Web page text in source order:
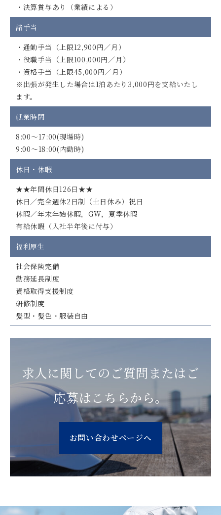
・決算賞与あり（業績による）
諸手当
・通勤手当（上限12,900円／月）
・役職手当（上限100,000円／月）
・資格手当（上限45,000円／月）
※出張が発生した場合は1泊あたり3,000円を支給いたし
ます。
就業時間
8:00～17:00(現場時)
9:00～18:00(内勤時)
休日・休暇
★★年間休日126日★★
休日／完全週休2日制（土日休み）祝日
休暇／年末年始休暇，GW，夏季休暇
有給休暇（入社半年後に付与）
福利厚生
社会保険完備
勤務延長制度
資格取得支援制度
研修制度
髪型・髪色・服装自由
求人に関してのご質問またはご
応募はこちらから。
お問い合わせページへ